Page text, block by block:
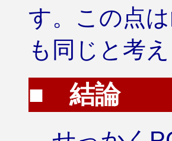
す。この点
も同じと考
■ 結論 「